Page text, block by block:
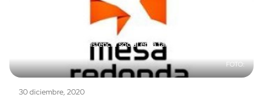
Salarios, seguridad y asistencia social en la tarea ordenamiento
30 diciembre, 2020